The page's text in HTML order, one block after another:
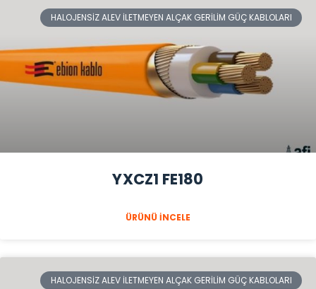
HALOJENSIZ ALEV İLETMEYEN ALÇAK GERILIM GÜÇ KABLOLARI
YXCZ1 FE180
ÜRÜNÜ İNCELE
HALOJENSIZ ALEV İLETMEYEN ALÇAK GERILIM GÜÇ KABLOLARI